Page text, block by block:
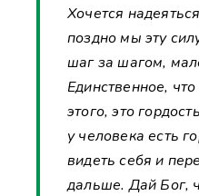
Хочется
поздно мы эту
шаг за шагом,
Единственное,
этого, это
у человека есть
видеть себя и
дальше. Дай Бог,